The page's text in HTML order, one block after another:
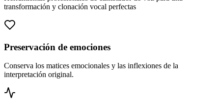
transformación y clonación vocal perfectas
Preservación de emociones
Conserva los matices emocionales y las inflexiones de la
interpretación original.